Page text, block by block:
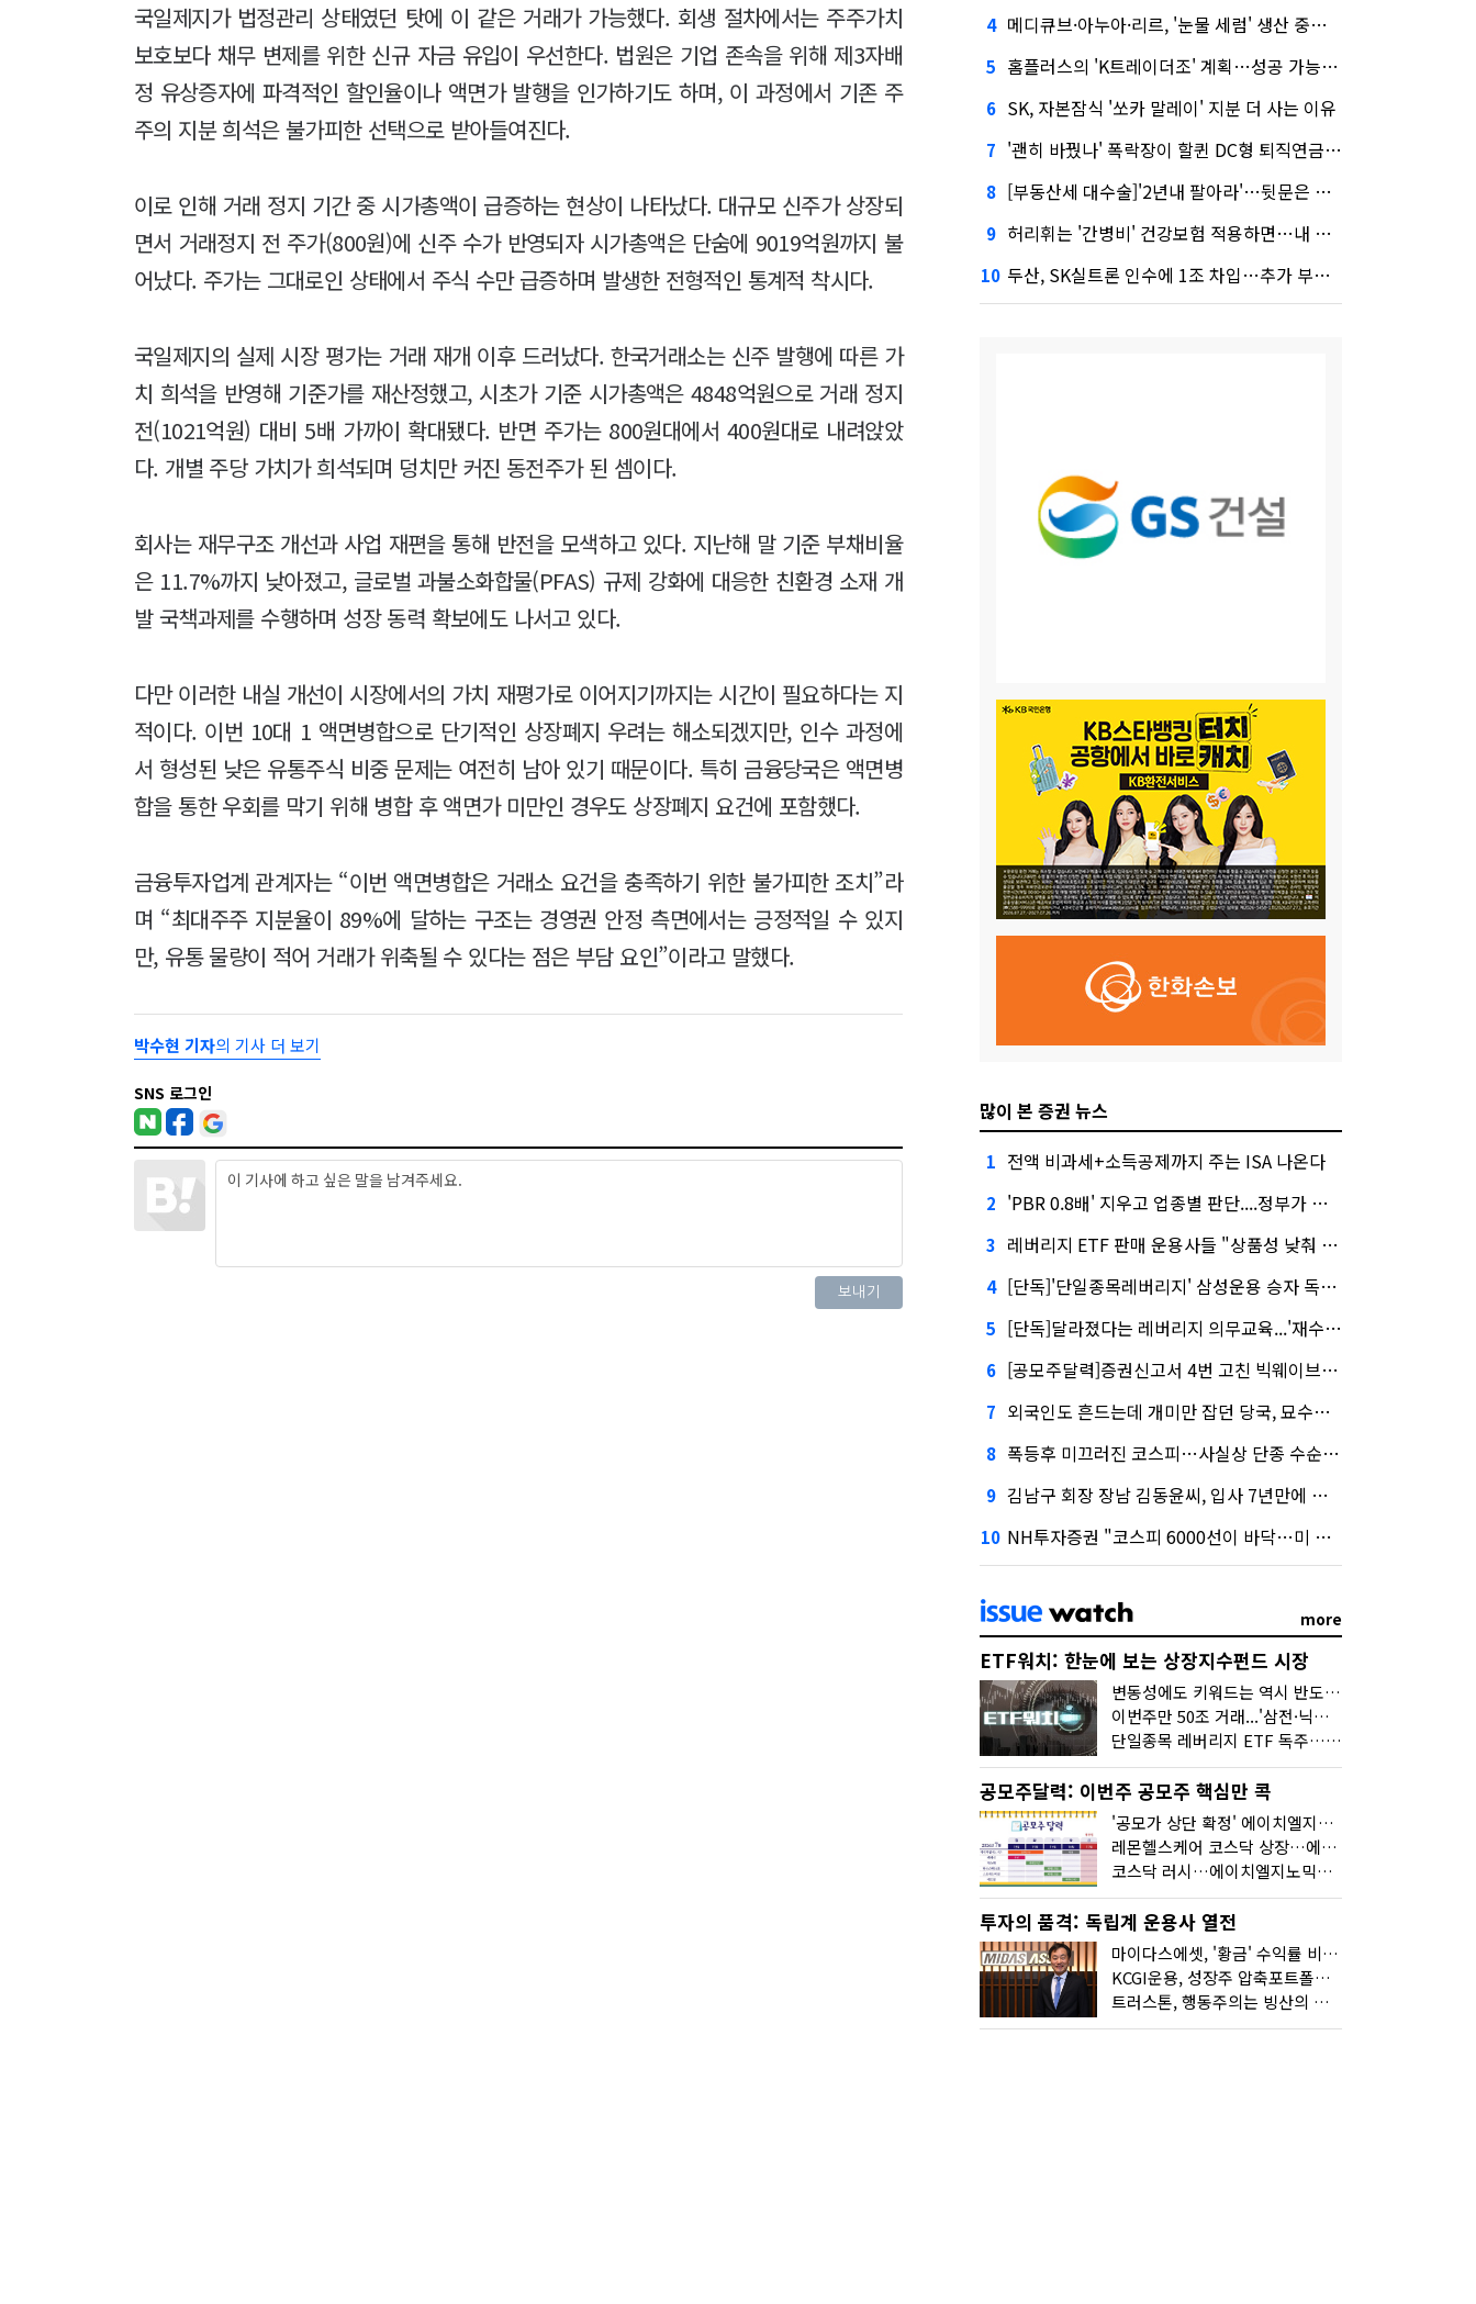
국일제지가 법정관리 상태였던 탓에 이 같은 거래가 가능했다. 회생 절차에서는 주주가치
보호보다 채무 변제를 위한 신규 자금 유입이 우선한다. 법원은 기업 존속을 위해 제3자배
정 유상증자에 파격적인 할인율이나 액면가 발행을 인가하기도 하며, 이 과정에서 기존 주
주의 지분 희석은 불가피한 선택으로 받아들여진다.
이로 인해 거래 정지 기간 중 시가총액이 급증하는 현상이 나타났다. 대규모 신주가 상장되
면서 거래정지 전 주가(800원)에 신주 수가 반영되자 시가총액은 단숨에 9019억원까지 불
어났다. 주가는 그대로인 상태에서 주식 수만 급증하며 발생한 전형적인 통계적 착시다.
국일제지의 실제 시장 평가는 거래 재개 이후 드러났다. 한국거래소는 신주 발행에 따른 가
치 희석을 반영해 기준가를 재산정했고, 시초가 기준 시가총액은 4848억원으로 거래 정지
전(1021억원) 대비 5배 가까이 확대됐다. 반면 주가는 800원대에서 400원대로 내려앉았
다. 개별 주당 가치가 희석되며 덩치만 커진 동전주가 된 셈이다.
회사는 재무구조 개선과 사업 재편을 통해 반전을 모색하고 있다. 지난해 말 기준 부채비율
은 11.7%까지 낮아졌고, 글로벌 과불소화합물(PFAS) 규제 강화에 대응한 친환경 소재 개
발 국책과제를 수행하며 성장 동력 확보에도 나서고 있다.
다만 이러한 내실 개선이 시장에서의 가치 재평가로 이어지기까지는 시간이 필요하다는 지
적이다. 이번 10대 1 액면병합으로 단기적인 상장폐지 우려는 해소되겠지만, 인수 과정에
서 형성된 낮은 유통주식 비중 문제는 여전히 남아 있기 때문이다. 특히 금융당국은 액면병
합을 통한 우회를 막기 위해 병합 후 액면가 미만인 경우도 상장폐지 요건에 포함했다.
금융투자업계 관계자는 “이번 액면병합은 거래소 요건을 충족하기 위한 불가피한 조치”라
며 “최대주주 지분율이 89%에 달하는 구조는 경영권 안정 측면에서는 긍정적일 수 있지
만, 유통 물량이 적어 거래가 위축될 수 있다는 점은 부담 요인”이라고 말했다.
박수현 기자의 기사 더 보기
SNS 로그인
4 메디큐브·아누아·리르, '눈물 세럼' 생산 중단한다
5 홈플러스의 'K트레이더조' 계획…성공 가능성은 '글쎄'
6 SK, 자본잠식 '쏘카 말레이' 지분 더 사는 이유
7 '괜히 바꿨나' 폭락장이 할퀸 DC형 퇴직연금…전문가 조언은
8 [부동산세 대수술]'2년내 팔아라'…뒷문은 열었다
9 허리휘는 '간병비' 건강보험 적용하면…내 간병보험은?
10 두산, SK실트론 인수에 1조 차입…추가 부담은?
많이 본 증권 뉴스
1 전액 비과세+소득공제까지 주는 ISA 나온다
2 'PBR 0.8배' 지우고 업종별 판단....정부가 제시한 '주가 누르기' 방지법
3 레버리지 ETF 판매 운용사들 "상품성 낮춰 사라지게 해야"…일부 신중론도
4 [단독]'단일종목레버리지' 삼성운용 승자 독식...운용수익 미래에셋의 6배
5 [단독]달라졌다는 레버리지 의무교육...'재수강 건너뛰기' 허점
6 [공모주달력]증권신고서 4번 고친 빅웨이브로보틱스, 수요예측
7 외국인도 흔드는데 개미만 잡던 당국, 묘수는 과다호가부담금?
8 폭등후 미끄러진 코스피…사실상 단종 수순 밟는 '단종레'
9 김남구 회장 장남 김동윤씨, 입사 7년만에 한투증권 임원 승진
10 NH투자증권 "코스피 6000선이 바닥…미 금리 안정 후 추가 회복"
more
ETF워치: 한눈에 보는 상장지수펀드 시장
변동성에도 키워드는 역시 반도체…신상품은 우주·방산
이번주만 50조 거래...'삼전·닉스 레버리지' 수익률은 -30%
단일종목 레버리지 ETF 독주…'증시 블랙홀'
공모주달력: 이번주 공모주 핵심만 콕
'공모가 상단 확정' 에이치엘지노믹스 청약
레몬헬스케어 코스닥 상장…에이치엘지노믹스 수요예측
코스닥 러시…에이치엘지노믹스 수요예측·레메디 청약
투자의 품격: 독립계 운용사 열전
마이다스에셋, '황금' 수익률 비결은 '꾸준함'
KCGI운용, 성장주 압축포트폴리오로 새 길을 그리다
트러스톤, 행동주의는 빙산의 일각...진정한 힘은 '주식형 강자'